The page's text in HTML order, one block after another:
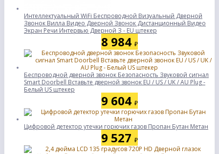
Интеллектуальный WiFi Беспроводной Визуальный Дверной
Звонок Вилла Видео Дверной Звонок Дистанционный Видео
Экран Речи Интервью Дверной З - EU штекер
8 984 ₽
Беспроводной дверной звонок Безопасность Звуковой сигнал
Smart Doorbell Вставьте дверной звонок EU / US / UK / AU Plug -
Белый US штекер
9 604 ₽
Цифровой детектор утечки горючих газов Пропан Бутан Метан
9 527 ₽